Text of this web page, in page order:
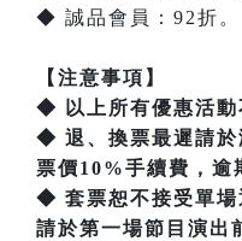
◆ 誠品會員：92折。
【注意事項】
◆ 以上所有優惠活動
◆ 退、換票最遲請於
票價10%手續費，逾
◆ 套票恕不接受單場
請於第一場節目演出